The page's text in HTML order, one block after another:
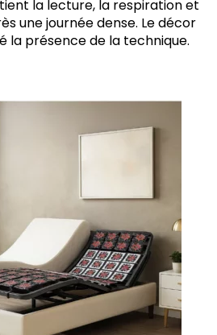
la lecture, la respiration et
une journée dense. Le décor
la présence de la technique.